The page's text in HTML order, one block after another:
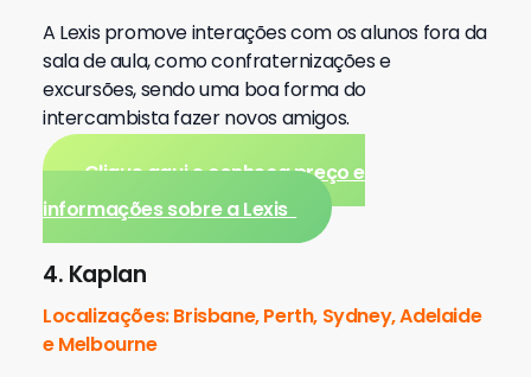
A Lexis promove interações com os alunos fora da
sala de aula, como confraternizações e
excursões, sendo uma boa forma do
intercambista fazer novos amigos.
Clique aqui e conheça preço e
informações sobre a Lexis
4. Kaplan
Localizações: Brisbane, Perth, Sydney, Adelaide
e Melbourne